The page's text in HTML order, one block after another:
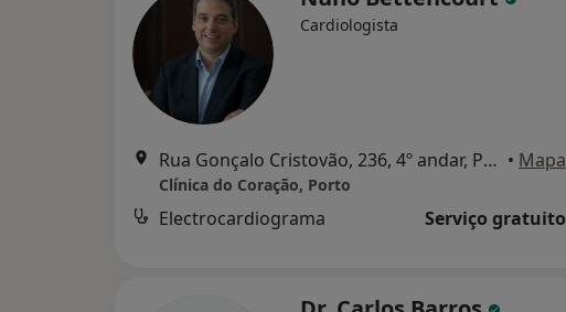
Cardiologista
Rua Gonçalo Cristovão, 236, 4º andar, Porto • Mapa
Clínica do Coração, Porto
Electrocardiograma Serviço gratuito